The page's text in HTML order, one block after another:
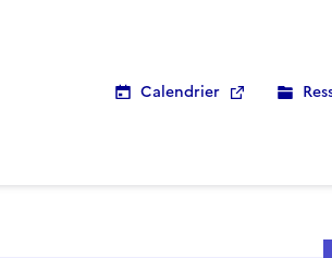
Calendrier